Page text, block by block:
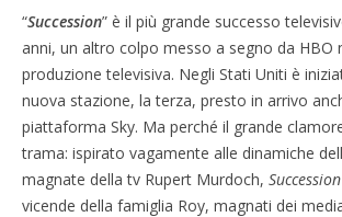
“Succession” è il più grande successo
anni, un altro colpo messo a segno da HBO
produzione televisiva. Negli Stati Uniti è
nuova stazione, la terza, presto in arrivo
piattaforma Sky. Ma perché il grande
trama: ispirato vagamente alle dinamiche
magnate della tv Rupert Murdoch, Succession
vicende della famiglia Roy, magnati dei